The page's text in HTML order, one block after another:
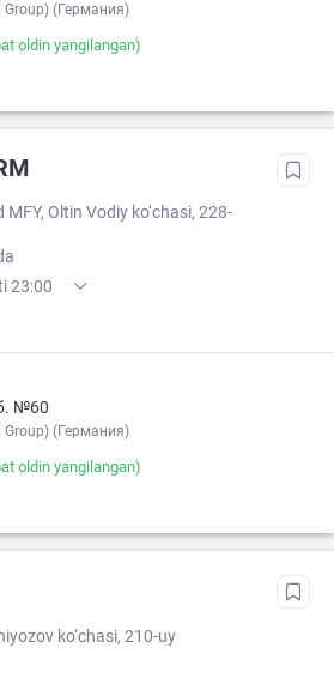
Group) (Германия)
oldin yangilangan)
Oltin Vodiy ko‘chasi, 228-
23:00
№60
Group) (Германия)
oldin yangilangan)
ko‘chasi, 210-uy